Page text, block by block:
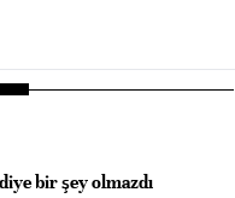
bir şey olmazdı